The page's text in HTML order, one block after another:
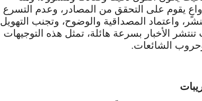
يقوم على التحقق من المصادر، وعدم التسرع
واعتماد المصداقية والوضوح، وتجنب التهويل
الأخبار بسرعة هائلة، تمثل هذه التوجيهات
الشائعات.